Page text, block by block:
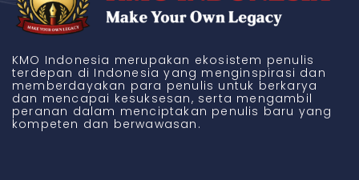
KMO Indonesia merupakan ekosistem penulis
terdepan di Indonesia yang menginspirasi dan
memberdayakan para penulis untuk berkarya
dan mencapai kesuksesan, serta mengambil
peranan dalam menciptakan penulis baru yang
kompeten dan berwawasan.